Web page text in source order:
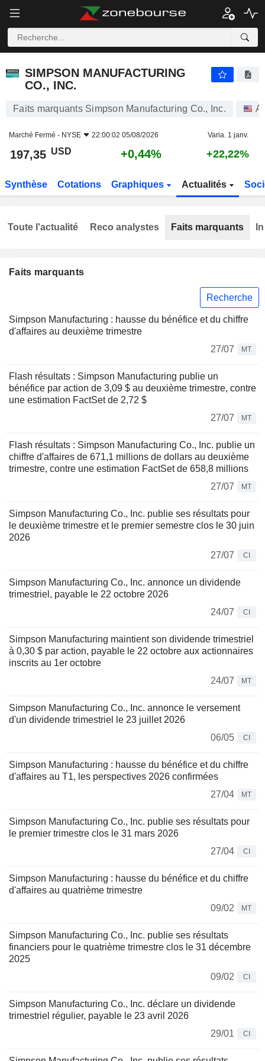
SIMPSON MANUFACTURING
CO., INC.
Faits marquants Simpson Manufacturing Co., Inc.
Marché Fermé - NYSE 22:00:02 05/08/2026 Varia. 1 janv.
197,35 USD +0,44% +22,22%
Synthèse Cotations Graphiques Actualités
Faits marquants
Recherche
Simpson Manufacturing : hausse du bénéfice et du chiffre
d'affaires au deuxième trimestre
27/07
MT
Flash résultats : Simpson Manufacturing publie un
bénéfice par action de 3,09 $ au deuxième trimestre, contre
une estimation FactSet de 2,72 $
27/07
MT
Flash résultats : Simpson Manufacturing Co., Inc. publie un
chiffre d'affaires de 671,1 millions de dollars au deuxième
trimestre, contre une estimation FactSet de 658,8 millions
27/07
MT
Simpson Manufacturing Co., Inc. publie ses résultats pour
le deuxième trimestre et le premier semestre clos le 30 juin
2026
27/07
CI
Simpson Manufacturing Co., Inc. annonce un dividende
trimestriel, payable le 22 octobre 2026
24/07
CI
Simpson Manufacturing maintient son dividende trimestriel
à 0,30 $ par action, payable le 22 octobre aux actionnaires
inscrits au 1er octobre
24/07
MT
Simpson Manufacturing Co., Inc. annonce le versement
d'un dividende trimestriel le 23 juillet 2026
06/05
CI
Simpson Manufacturing : hausse du bénéfice et du chiffre
d'affaires au T1, les perspectives 2026 confirmées
27/04
MT
Simpson Manufacturing Co., Inc. publie ses résultats pour
le premier trimestre clos le 31 mars 2026
27/04
CI
Simpson Manufacturing : hausse du bénéfice et du chiffre
d'affaires au quatrième trimestre
09/02
MT
Simpson Manufacturing Co., Inc. publie ses résultats
financiers pour le quatrième trimestre clos le 31 décembre
2025
09/02
CI
Simpson Manufacturing Co., Inc. déclare un dividende
trimestriel régulier, payable le 23 avril 2026
29/01
CI
Toute l'actualité Reco analystes Faits marquants